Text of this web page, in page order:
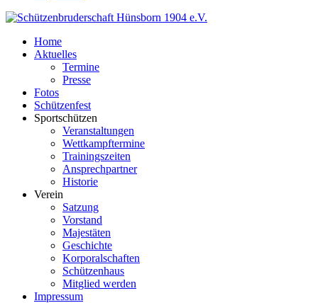
Home
Aktuelles
Termine
Presse
Fotos
Schützenfest
Sportschützen
Veranstaltungen
Wettkampftermine
Trainingszeiten
Ansprechpartner
Historie
Verein
Satzung
Vorstand
Majestäten
Geschichte
Korporalschaften
Schützenhaus
Mitglied werden
Impressum